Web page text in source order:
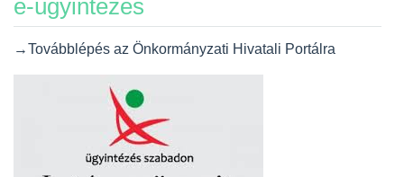
e-ügyintézés
→Továbblépés az Önkormányzati Hivatali Portálra